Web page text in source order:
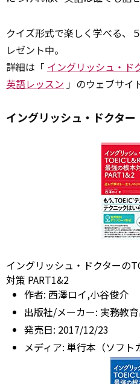
クイズ形式で楽しく学べる、
レゼント中。
詳細は「 イングリッシュ・ド
英語レッスン 」のウェブサイ
イングリッシュ・ドクタ
イングリッシュ・ドクターの
対策 PART1&2
作者: 西澤ロイ,小谷俊介
出版社/メーカー: 実務教
発売日: 2017/12/23
メディア: 単行本（ソフト